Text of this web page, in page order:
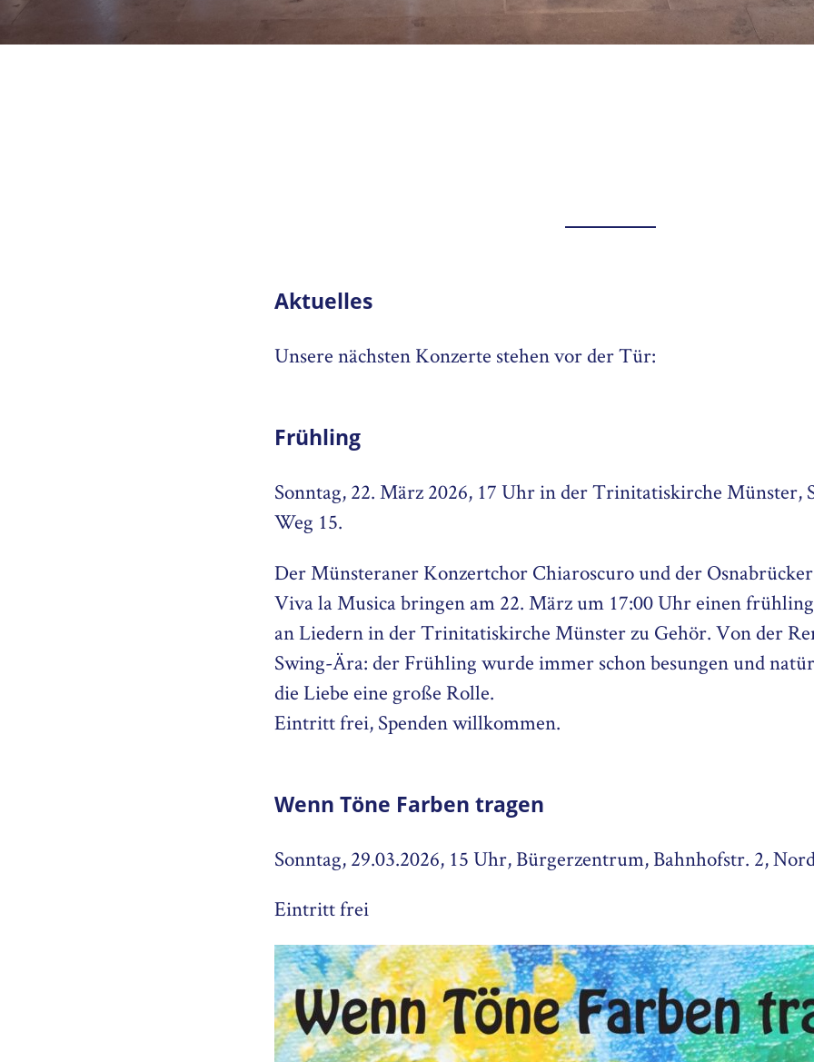
Aktuelles
Unsere nächsten Konzerte stehen vor der Tür:
Frühling
Sonntag, 22. März 2026, 17 Uhr in der Trinitatiskirche Münster,
Weg 15.
Der Münsteraner Konzertchor Chiaroscuro und der
Viva la Musica bringen am 22. März um 17:00 Uhr einen
an Liedern in der Trinitatiskirche Münster zu Gehör. Von der
Swing-Ära: der Frühling wurde immer schon besungen und
die Liebe eine große Rolle.
Eintritt frei, Spenden willkommen.
Wenn Töne Farben tragen
Sonntag, 29.03.2026, 15 Uhr, Bürgerzentrum, Bahnhofstr. 2,
Eintritt frei